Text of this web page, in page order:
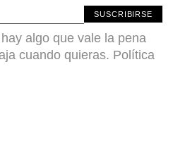
SUSCRIBIRSE
algo que vale la pena
cuando quieras. Política